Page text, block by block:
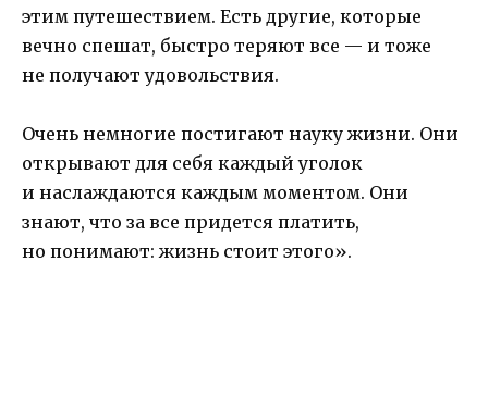
этим путешествием. Есть другие, которые
вечно спешат, быстро теряют все — и тоже
не получают удовольствия.
Очень немногие постигают науку жизни. Они
открывают для себя каждый уголок
и наслаждаются каждым моментом. Они
знают, что за все придется платить,
но понимают: жизнь стоит этого».